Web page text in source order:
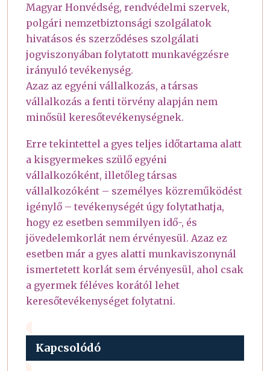
Magyar Honvédség, rendvédelmi szervek,
polgári nemzetbiztonsági szolgálatok
hivatásos és szerződéses szolgálati
jogviszonyában folytatott munkavégzésre
irányuló tevékenység.
Azaz az egyéni vállalkozás, a társas
vállalkozás a fenti törvény alapján nem
minősül keresőtevékenységnek.
Erre tekintettel a gyes teljes időtartama alatt
a kisgyermekes szülő egyéni
vállalkozóként, illetőleg társas
vállalkozóként – személyes közreműködést
igénylő – tevékenységét úgy folytathatja,
hogy ez esetben semmilyen idő-, és
jövedelemkorlát nem érvényesül. Azaz ez
esetben már a gyes alatti munkaviszonynál
ismertetett korlát sem érvényesül, ahol csak
a gyermek féléves korától lehet
keresőtevékenységet folytatni.
Kapcsolódó